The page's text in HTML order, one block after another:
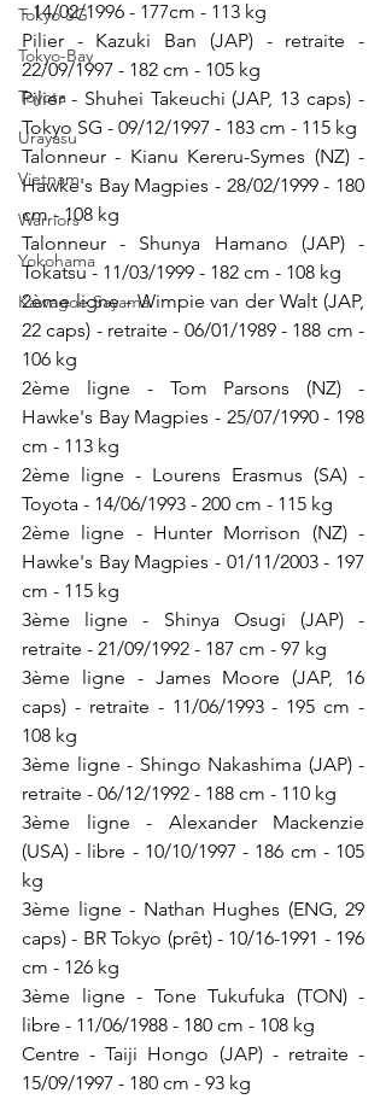
Tokyo SG
Tokyo-Bay
Toyota
Urayasu
Vietnam
Warriors
Yokohama
Kawagoe Sayama
- 14/02/1996 - 177cm - 113 kg
Pilier - Kazuki Ban (JAP) - retraite -
22/09/1997 - 182 cm - 105 kg
Pilier - Shuhei Takeuchi (JAP, 13 caps) -
Tokyo SG - 09/12/1997 - 183 cm - 115 kg
Talonneur - Kianu Kereru-Symes (NZ) -
Hawke's Bay Magpies - 28/02/1999 - 180
cm - 108 kg
Talonneur - Shunya Hamano (JAP) -
Tokatsu - 11/03/1999 - 182 cm - 108 kg
2ème ligne - Wimpie van der Walt (JAP,
22 caps) - retraite - 06/01/1989 - 188 cm -
106 kg
2ème ligne - Tom Parsons (NZ) -
Hawke's Bay Magpies - 25/07/1990 - 198
cm - 113 kg
2ème ligne - Lourens Erasmus (SA) -
Toyota - 14/06/1993 - 200 cm - 115 kg
2ème ligne - Hunter Morrison (NZ) -
Hawke's Bay Magpies - 01/11/2003 - 197
cm - 115 kg
3ème ligne - Shinya Osugi (JAP) -
retraite - 21/09/1992 - 187 cm - 97 kg
3ème ligne - James Moore (JAP, 16
caps) - retraite - 11/06/1993 - 195 cm -
108 kg
3ème ligne - Shingo Nakashima (JAP) -
retraite - 06/12/1992 - 188 cm - 110 kg
3ème ligne - Alexander Mackenzie
(USA) - libre - 10/10/1997 - 186 cm - 105
kg
3ème ligne - Nathan Hughes (ENG, 29
caps) - BR Tokyo (prêt) - 10/16-1991 - 196
cm - 126 kg
3ème ligne - Tone Tukufuka (TON) -
libre - 11/06/1988 - 180 cm - 108 kg
Centre - Taiji Hongo (JAP) - retraite -
15/09/1997 - 180 cm - 93 kg